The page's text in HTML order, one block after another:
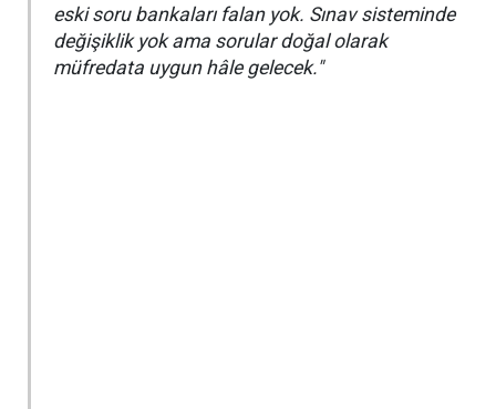
eski soru bankaları falan yok. Sınav sisteminde
değişiklik yok ama sorular doğal olarak
müfredata uygun hâle gelecek."